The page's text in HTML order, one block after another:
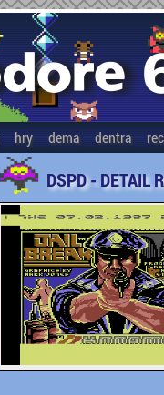
hry dema dentra
DSPD - DETAIL